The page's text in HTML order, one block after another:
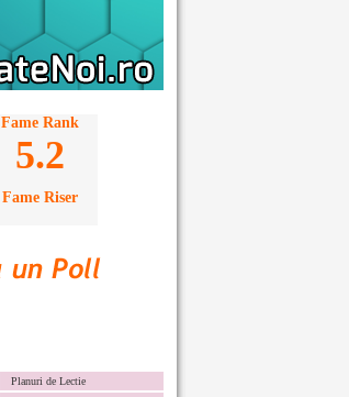
Fame Rank
5.2
Fame Riser
Planuri de Lectie